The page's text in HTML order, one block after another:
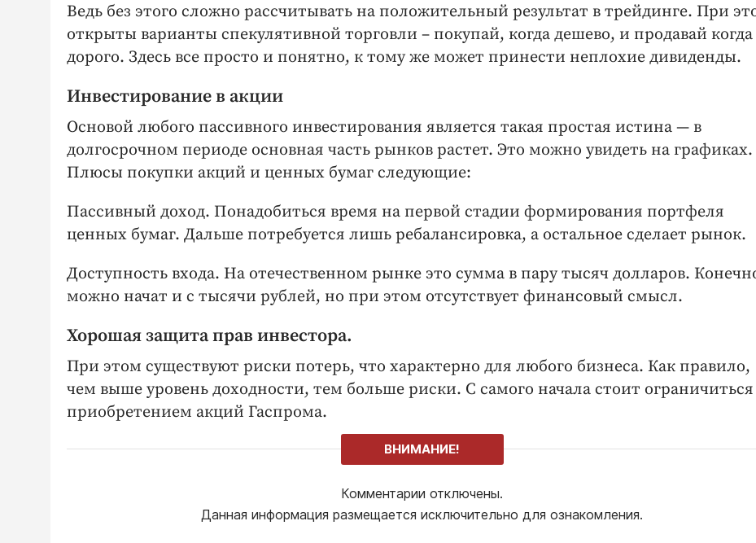
Ведь без этого сложно рассчитывать на положительный результат в трейдинге. При
открыты варианты спекулятивной торговли – покупай, когда дешево, и продавай когда
дорого. Здесь все просто и понятно, к тому же может принести неплохие дивиденды.
Инвестирование в акции
Основой любого пассивного инвестирования является такая простая истина — в
долгосрочном периоде основная часть рынков растет. Это можно увидеть на графиках.
Плюсы покупки акций и ценных бумаг следующие:
Пассивный доход. Понадобиться время на первой стадии формирования портфеля
ценных бумаг. Дальше потребуется лишь ребалансировка, а остальное сделает рынок.
Доступность входа. На отечественном рынке это сумма в пару тысяч долларов.
можно начат и с тысячи рублей, но при этом отсутствует финансовый смысл.
Хорошая защита прав инвестора.
При этом существуют риски потерь, что характерно для любого бизнеса. Как правило,
чем выше уровень доходности, тем больше риски. С самого начала стоит ограничиться
приобретением акций Гаспрома.
ВНИМАНИЕ!
Комментарии отключены.
Данная информация размещается исключительно для ознакомления.